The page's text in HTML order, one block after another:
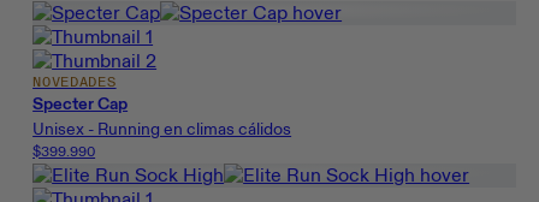
NOVEDADES
Specter Cap
Unisex - Running en climas cálidos
$399.990